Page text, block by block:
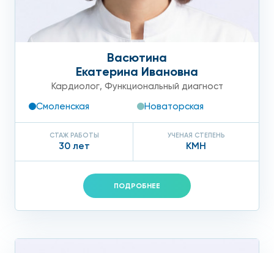
тогда суточное мониторирование АД по акции будет
вообще малозатратным по финансам для пациента.
Преимуществами клиники выступают истинный
профессионализм наших кардиологов, великолепная
оснащенность лучшими приборами для проведения СМАД,
персонализированный подход, назначение оптимальной
Васютина
Екатерина Ивановна
Кардиолог, Функциональный диагност
Смоленская
Новаторская
СТАЖ РАБОТЫ
30 лет
УЧЕНАЯ СТЕПЕНЬ
КМН
ПОДРОБНЕЕ